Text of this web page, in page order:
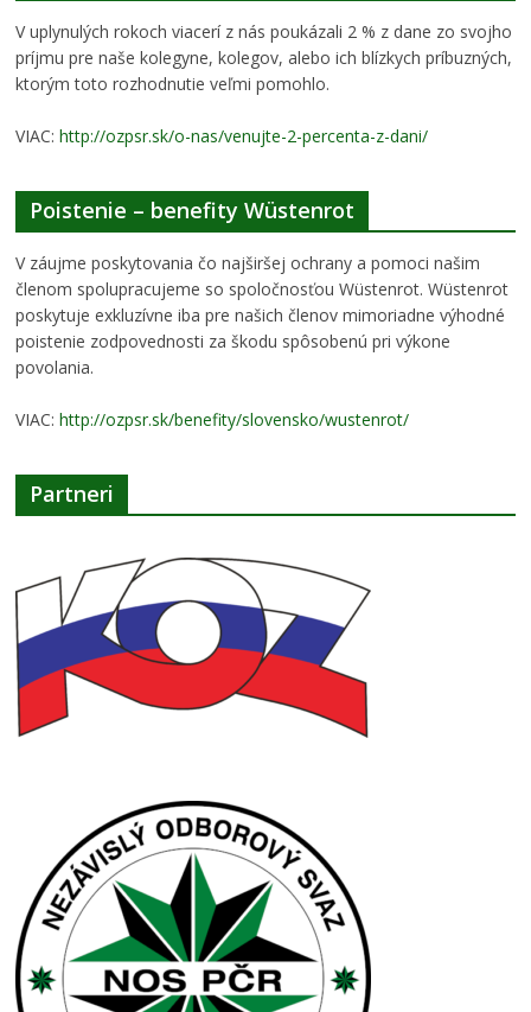
V uplynulých rokoch viacerí z nás poukázali 2 % z dane zo svojho
príjmu pre naše kolegyne, kolegov, alebo ich blízkych príbuzných,
ktorým toto rozhodnutie veľmi pomohlo.
VIAC:http://ozpsr.sk/o-nas/venujte-2-percenta-z-dani/
Poistenie – benefity Wüstenrot
V záujme poskytovania čo najširšej ochrany a pomoci našim
členom spolupracujeme so spoločnosťou Wüstenrot. Wüstenrot
poskytuje exkluzívne iba pre našich členov mimoriadne výhodné
poistenie zodpovednosti za škodu spôsobenú pri výkone
povolania.
VIAC:http://ozpsr.sk/benefity/slovensko/wustenrot/
Partneri